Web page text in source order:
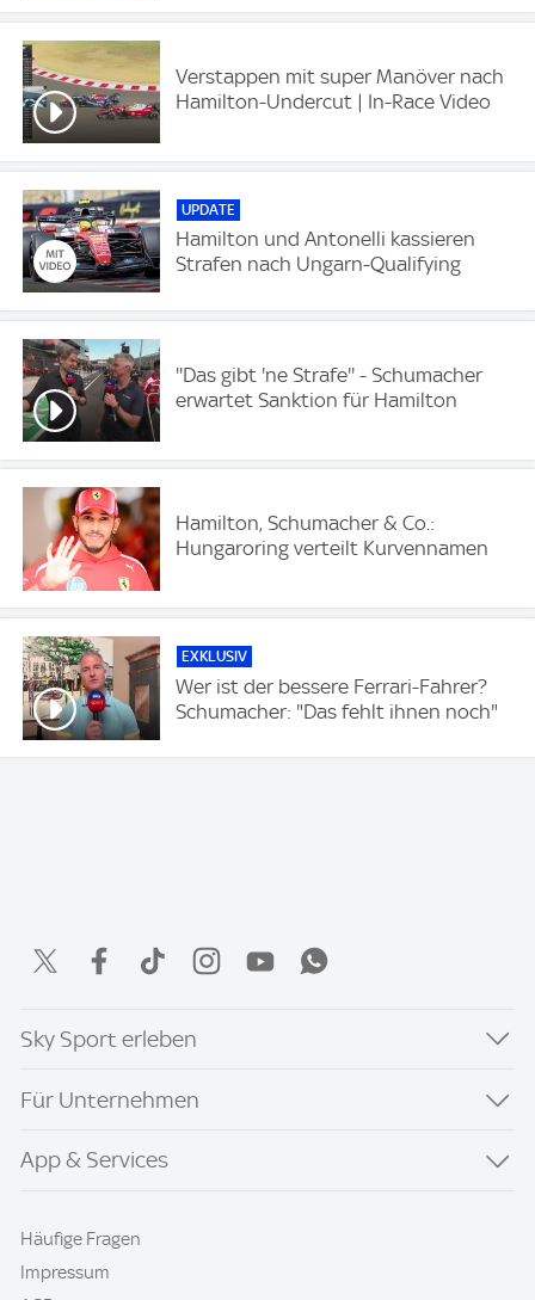
Verstappen mit super Manöver nach
Hamilton-Undercut | In-Race Video
UPDATE
Hamilton und Antonelli kassieren
Strafen nach Ungarn-Qualifying
''Das gibt 'ne Strafe'' - Schumacher
erwartet Sanktion für Hamilton
Hamilton, Schumacher & Co.:
Hungaroring verteilt Kurvennamen
EXKLUSIV
Wer ist der bessere Ferrari-Fahrer?
Schumacher: "Das fehlt ihnen noch"
Sky Sport erleben
Für Unternehmen
App & Services
Häufige Fragen
Impressum